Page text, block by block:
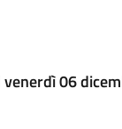
venerdì 06